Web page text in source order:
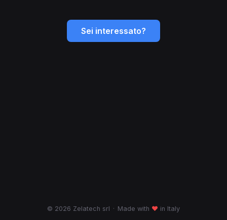
Sei interessato?
© 2026 Zelatech srl · Made with ♥ in Italy